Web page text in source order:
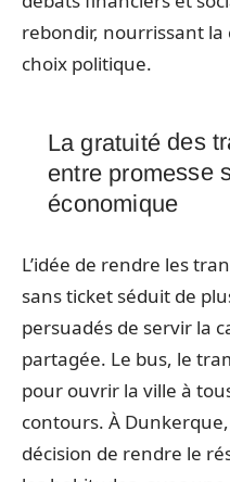
rebondir, nourrissant
choix politique.
La gratuité des
entre promesse
économique
L’idée de rendre les
sans ticket séduit de
persuadés de servir la
partagée. Le bus, le
pour ouvrir la ville à
contours. À
décision de rendre le